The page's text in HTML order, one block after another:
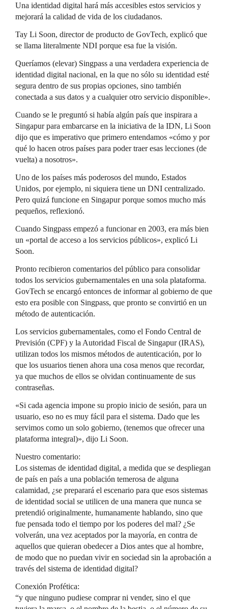
Una identidad digital hará más accesibles estos servicios y
mejorará la calidad de vida de los ciudadanos.
Tay Li Soon, director de producto de GovTech, explicó que
se llama literalmente NDI porque esa fue la visión.
Queríamos (elevar) Singpass a una verdadera experiencia de
identidad digital nacional, en la que no sólo su identidad esté
segura dentro de sus propias opciones, sino también
conectada a sus datos y a cualquier otro servicio disponible».
Cuando se le preguntó si había algún país que inspirara a
Singapur para embarcarse en la iniciativa de la IDN, Li Soon
dijo que es imperativo que primero entendamos «cómo y por
qué lo hacen otros países para poder traer esas lecciones (de
vuelta) a nosotros».
Uno de los países más poderosos del mundo, Estados
Unidos, por ejemplo, ni siquiera tiene un DNI centralizado.
Pero quizá funcione en Singapur porque somos mucho más
pequeños, reflexionó.
Cuando Singpass empezó a funcionar en 2003, era más bien
un «portal de acceso a los servicios públicos», explicó Li
Soon.
Pronto recibieron comentarios del público para consolidar
todos los servicios gubernamentales en una sola plataforma.
GovTech se encargó entonces de informar al gobierno de que
esto era posible con Singpass, que pronto se convirtió en un
método de autenticación.
Los servicios gubernamentales, como el Fondo Central de
Previsión (CPF) y la Autoridad Fiscal de Singapur (IRAS),
utilizan todos los mismos métodos de autenticación, por lo
que los usuarios tienen ahora una cosa menos que recordar,
ya que muchos de ellos se olvidan continuamente de sus
contraseñas.
«Si cada agencia impone su propio inicio de sesión, para un
usuario, eso no es muy fácil para el sistema. Dado que les
servimos como un solo gobierno, (tenemos que ofrecer una
plataforma integral)», dijo Li Soon.
Nuestro comentario:
Los sistemas de identidad digital, a medida que se despliegan
de país en país a una población temerosa de alguna
calamidad, ¿se preparará el escenario para que esos sistemas
de identidad social se utilicen de una manera que nunca se
pretendió originalmente, humanamente hablando, sino que
fue pensada todo el tiempo por los poderes del mal? ¿Se
volverán, una vez aceptados por la mayoría, en contra de
aquellos que quieran obedecer a Dios antes que al hombre,
de modo que no puedan vivir en sociedad sin la aprobación a
través del sistema de identidad digital?
Conexión Profética:
“y que ninguno pudiese comprar ni vender, sino el que